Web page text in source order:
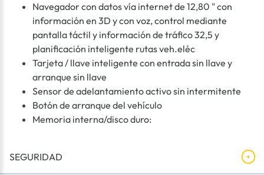
Navegador con datos vía internet de 12,80 " con
información en 3D y con voz, control mediante
pantalla táctil y información de tráfico 32,5 y
planificación inteligente rutas veh.eléc
Tarjeta / llave inteligente con entrada sin llave y
arranque sin llave
Sensor de adelantamiento activo sin intermitente
Botón de arranque del vehículo
Memoria interna/disco duro:
SEGURIDAD